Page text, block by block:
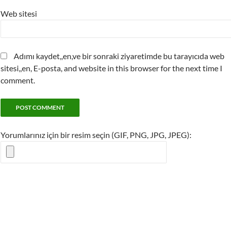
Web sitesi
Adımı kaydet,,en,ve bir sonraki ziyaretimde bu tarayıcıda web
sitesi,,en, E-posta, and website in this browser for the next time I
comment.
Yorumlarınız için bir resim seçin (GIF, PNG, JPG, JPEG):